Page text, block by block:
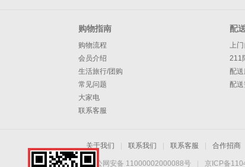
购物指南
购物流程
会员介绍
生活旅行/团购
常见问题
大家电
联系客服
配
上门
211
配
配
关于我们 联系我们 联系客服 合作招商
京公网安备 11000002000088号 京ICP备